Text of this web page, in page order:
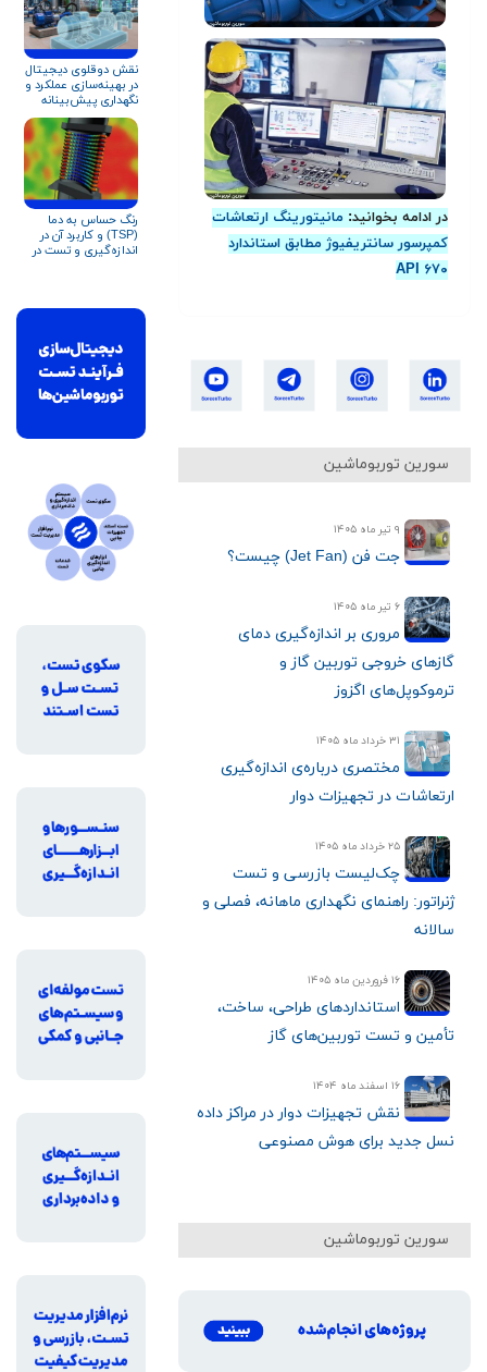
در ادامه بخوانید:‌ مانیتورینگ ارتعاشات
کمپرسور سانتریفیوژ مطابق استاندارد
API ۶۷۰
سورین توربوماشین
۹ تیر ماه ۱۴۰۵
جت فن (Jet Fan) چیست؟
۶ تیر ماه ۱۴۰۵
مروری بر اندازه‌گیری دمای
گازهای خروجی توربین گاز و
ترموکوپل‌های اگزوز
۳۱ خرداد ماه ۱۴۰۵
مختصری درباره‌ی اندازه‌گیری
ارتعاشات در تجهیزات دوار
۲۵ خرداد ماه ۱۴۰۵
چک‌لیست بازرسی و تست
ژنراتور: راهنمای نگهداری ماهانه، فصلی و
سالانه
۱۶ فروردین ماه ۱۴۰۵
استانداردهای طراحی، ساخت،
تأمین و تست توربین‌های گاز
۱۶ اسفند ماه ۱۴۰۴
نقش تجهیزات دوار در مراکز داده
نسل جدید برای هوش مصنوعی
سورین توربوماشین
نقش دوقلوی دیجیتال
در بهینه‌سازی عملکرد و
نگهداری پیش‌بینانه
تجهیزات دوار و
توربوماشین‌ها
رنگ حساس به دما
(TSP) و کاربرد آن در
اندازه‌گیری و تست در